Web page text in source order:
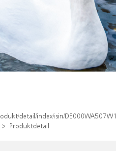
detail/index/isin/DE000WA507W1
Produktdetail